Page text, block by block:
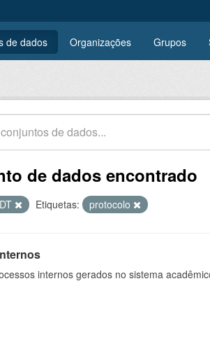
de dados Organizações Grupos
de dados encontrado
Etiquetas: protocolo
internos gerados no sistema